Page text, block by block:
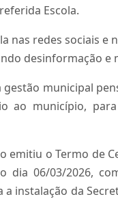
Escola.
nas redes sociais
desinformação e
gestão municipal
ao município,
emitiu o Termo de
dia 06/03/2026,
instalação da